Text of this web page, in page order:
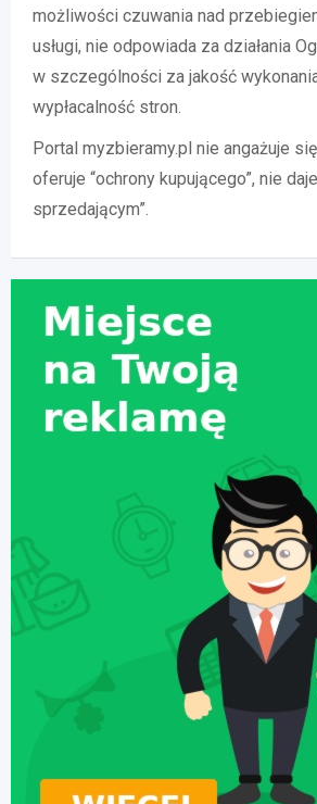
możliwości czuwania nad
usługi, nie odpowiada za działania
w szczególności za jakość
wypłacalność stron.
Portal myzbieramy.pl nie angażuje
oferuje “ochrony kupującego”, nie
sprzedającym”.